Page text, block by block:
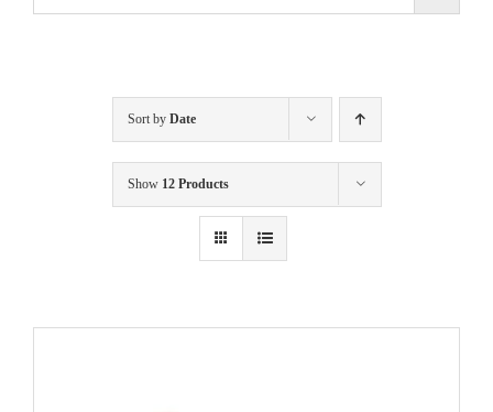
Sort by Date
Show 12 Products